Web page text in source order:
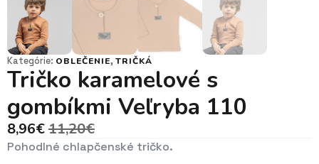
Kategórie: OBLEČENIE, TRIČKÁ
Tričko karamelové s
gombíkmi Veľryba 110
11,20€
Pôvodná
cena
8,96€
Aktuálna
cena
Pohodlné chlapčenské tričko.